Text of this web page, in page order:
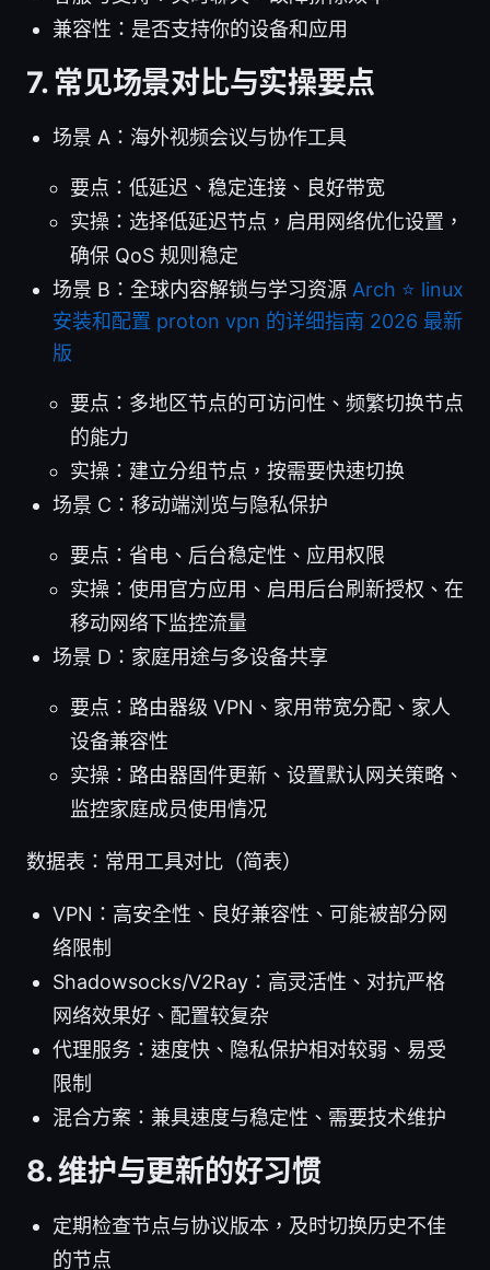
兼容性：是否支持你的设备和应用
7. 常见场景对比与实操要点
场景 A：海外视频会议与协作工具
要点：低延迟、稳定连接、良好带宽
实操：选择低延迟节点，启用网络优化设置，
确保 QoS 规则稳定
场景 B：全球内容解锁与学习资源 Arch ⭐ linux
安装和配置 proton vpn 的详细指南 2026 最新
版
要点：多地区节点的可访问性、频繁切换节点
的能力
实操：建立分组节点，按需要快速切换
场景 C：移动端浏览与隐私保护
要点：省电、后台稳定性、应用权限
实操：使用官方应用、启用后台刷新授权、在
移动网络下监控流量
场景 D：家庭用途与多设备共享
要点：路由器级 VPN、家用带宽分配、家人
设备兼容性
实操：路由器固件更新、设置默认网关策略、
监控家庭成员使用情况
数据表：常用工具对比（简表）
VPN：高安全性、良好兼容性、可能被部分网
络限制
Shadowsocks/V2Ray：高灵活性、对抗严格
网络效果好、配置较复杂
代理服务：速度快、隐私保护相对较弱、易受
限制
混合方案：兼具速度与稳定性、需要技术维护
8. 维护与更新的好习惯
定期检查节点与协议版本，及时切换历史不佳
的节点